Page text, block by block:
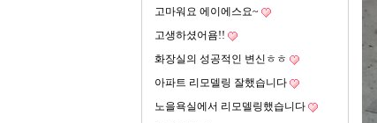
고마워요 에이에스요~
고생하셨어욤!!
화장실의 성공적인 변신ㅎㅎ
아파트 리모델링 잘했습니다
노을욕실에서 리모델링했습니다